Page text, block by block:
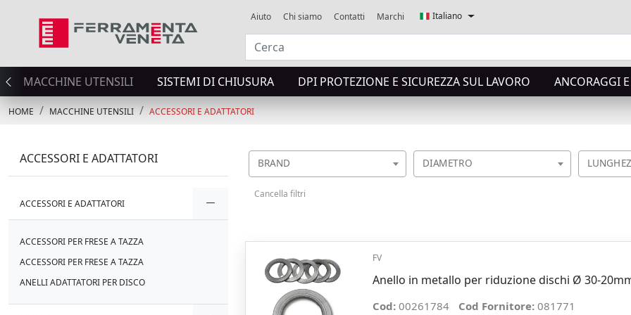
Aiuto Chi siamo Contatti Marchi Italiano
MACCHINE UTENSILI SISTEMI DI CHIUSURA DPI PROTEZIONE E SICUREZZA SUL LAVORO ANCORAGGI
HOME MACCHINE UTENSILI ACCESSORI E ADATTATORI
ACCESSORI E ADATTATORI
ACCESSORI E ADATTATORI
ACCESSORI PER FRESE A TAZZA
ACCESSORI PER FRESE A TAZZA
ANELLI ADATTATORI PER DISCO
BRAND DIAMETRO
Cancella filtri
FV
Anello in metallo per riduzione dischi Ø 30-
Cod: 00261784 Cod Fornitore: 081771